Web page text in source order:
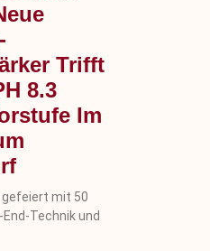
Trifft
8.3
Im
gefeiert mit 50
Technik und